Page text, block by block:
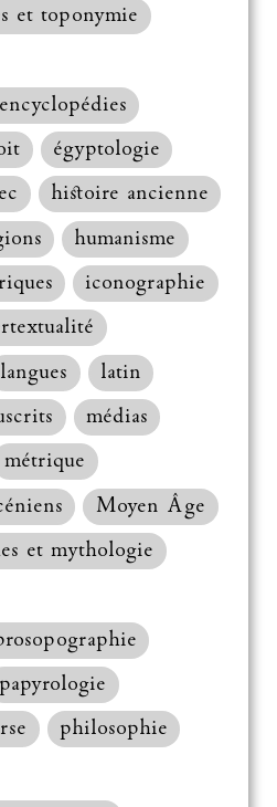
et toponymie
égyptologie
histoire ancienne
humanisme
iconographie
langues
latin
médias
métrique
Moyen Âge
et mythologie
papyrologie
philosophie